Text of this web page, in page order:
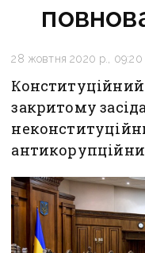
28 жовтня 2020 р., 09:20
закритому